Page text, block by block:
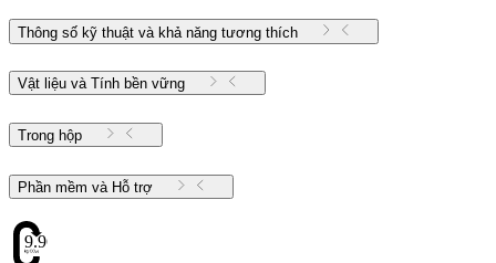
Thông số kỹ thuật và khả năng tương thích
Vật liệu và Tính bền vững
Trong hộp
Phần mềm và Hỗ trợ
9.96